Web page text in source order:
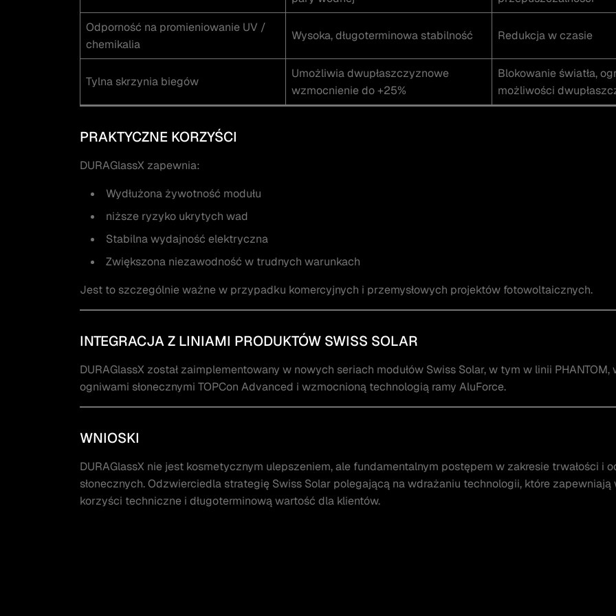
Odporność na promieniowanie UV /
chemikalia
Wysoka, długoterminowa stabilność Redukcja w czasie
Tylna skrzynia biegów
Umożliwia dwupłaszczyznowe
wzmocnienie do +25%
Blokowanie światła,
możliwości
PRAKTYCZNE KORZYŚCI
DURAGlassX zapewnia:
Wydłużona żywotność modułu
niższe ryzyko ukrytych wad
Stabilna wydajność elektryczna
Zwiększona niezawodność w trudnych warunkach
Jest to szczególnie ważne w przypadku komercyjnych i przemysłowych projektów fotowoltaicznych.
INTEGRACJA Z LINIAMI PRODUKTÓW SWISS SOLAR
DURAGlassX został zaimplementowany w nowych seriach modułów Swiss Solar, w tym w linii PHANTOM,
ogniwami słonecznymi TOPCon Advanced i wzmocnioną technologią ramy AluForce.
WNIOSKI
DURAGlassX nie jest kosmetycznym ulepszeniem, ale fundamentalnym postępem w zakresie trwałości i
słonecznych. Odzwierciedla strategię Swiss Solar polegającą na wdrażaniu technologii, które zapewniają
korzyści techniczne i długoterminową wartość dla klientów.